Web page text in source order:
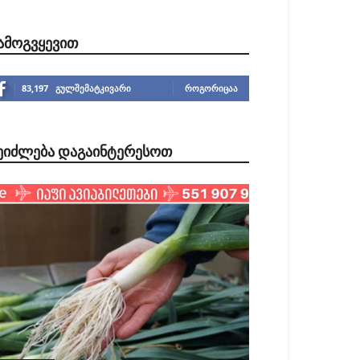
83,197 გულშემატკივარი ᲠᲝᲒᲝᲠᲘᲪᲐᲐ
ᲓᲐᲒᲐᲘᲜᲢᲔᲠᲔᲡᲝᲗ